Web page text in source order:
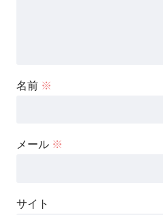
名前 ※
メール ※
サイト